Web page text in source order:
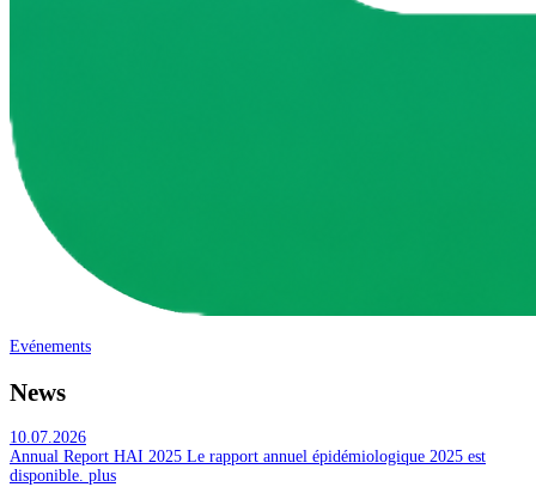
Evénements
News
10.07.2026
Annual Report HAI 2025 Le rapport annuel épidémiologique 2025 est
disponible. plus